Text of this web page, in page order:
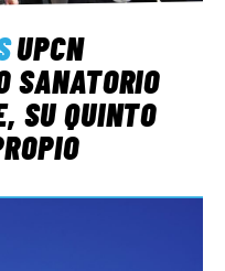
UPCN
SANATORIO
SU QUINTO